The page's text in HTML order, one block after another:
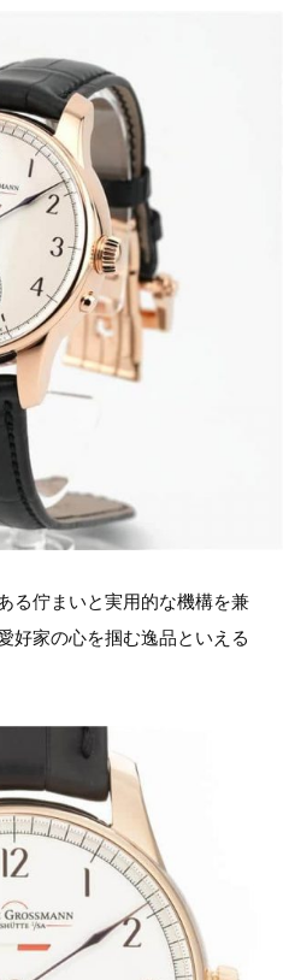
る佇まいと実用的な機構を兼
好家の心を掴む逸品といえる